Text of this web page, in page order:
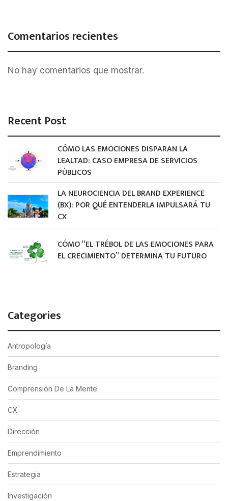
Comentarios recientes
No hay comentarios que mostrar.
Recent Post
CÓMO LAS EMOCIONES DISPARAN LA
LEALTAD: CASO EMPRESA DE SERVICIOS
PÚBLICOS
LA NEUROCIENCIA DEL BRAND EXPERIENCE
(BX): POR QUÉ ENTENDERLA IMPULSARÁ TU
CX
CÓMO “EL TRÉBOL DE LAS EMOCIONES PARA
EL CRECIMIENTO” DETERMINA TU FUTURO
Categories
Antropología
Branding
Comprensión De La Mente
CX
Dirección
Emprendimiento
Estrategia
Investigación